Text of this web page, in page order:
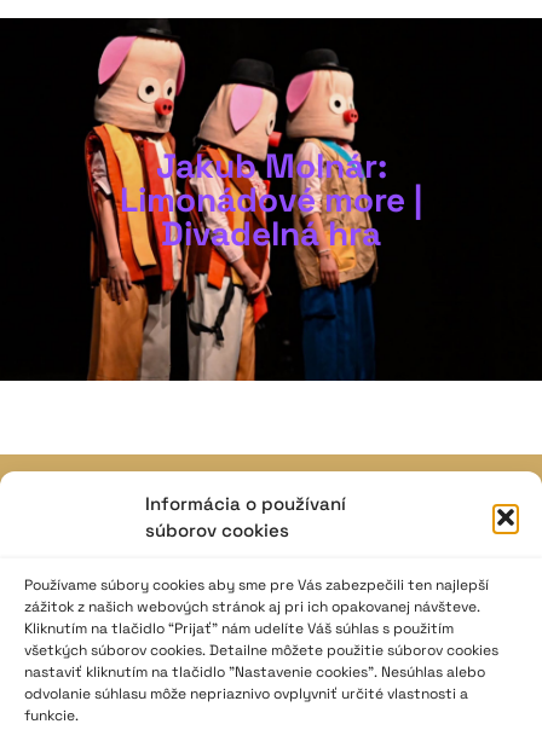
Informácia o používaní
súborov cookies
Používame súbory cookies aby sme pre Vás zabezpečili ten najlepší
zážitok z našich webových stránok aj pri ich opakovanej návšteve.
Kliknutím na tlačidlo “Prijať” nám udelíte Váš súhlas s použitím
všetkých súborov cookies. Detailne môžete použitie súborov cookies
nastaviť kliknutím na tlačidlo "Nastavenie cookies". Nesúhlas alebo
odvolanie súhlasu môže nepriaznivo ovplyvniť určité vlastnosti a
funkcie.
Jakub Molnár:
Limonádové more |
Divadelná hra
e-mail: javisko.noc@nocka.sk
Nám. SNP č. 12, 812 34 Bratislava 1
Slovenská republika
2023–2025 ©